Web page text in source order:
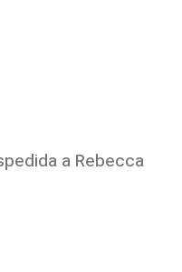
a Rebecca